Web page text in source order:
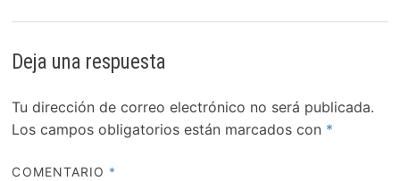
Deja una respuesta
Tu dirección de correo electrónico no será publicada.
Los campos obligatorios están marcados con *
COMENTARIO *